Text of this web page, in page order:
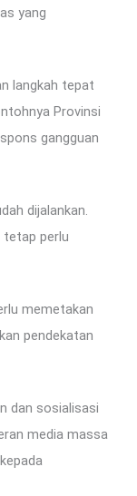
yang
langkah tepat
Provinsi
gangguan
dijalankan.
tetap perlu
memetakan
pendekatan
dan sosialisasi
media massa